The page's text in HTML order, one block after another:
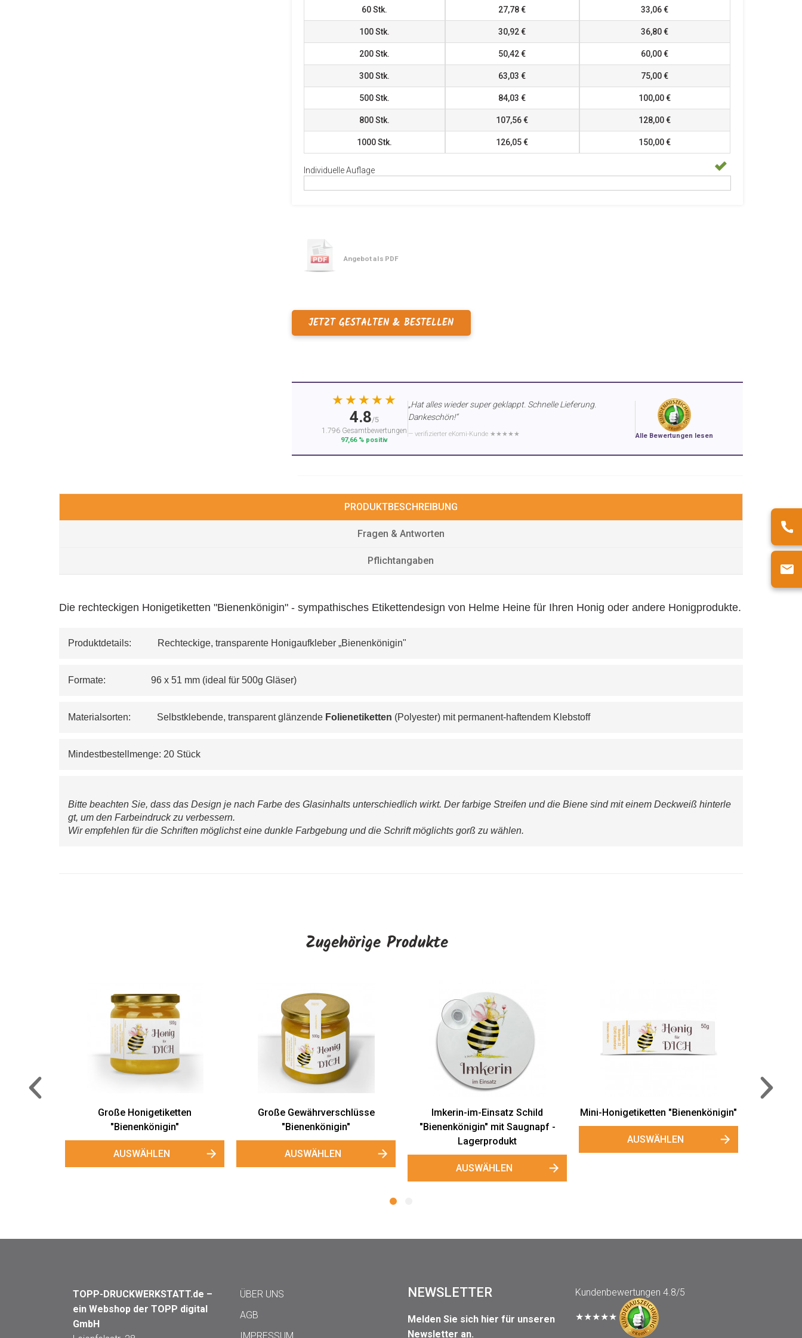
60Stk. 27,78 € 33,06 €
100Stk. 30,92 € 36,80 €
200Stk. 50,42 € 60,00 €
300Stk. 63,03 € 75,00 €
500Stk. 84,03 € 100,00 €
800Stk. 107,56 € 128,00 €
1000Stk. 126,05 € 150,00 €
Individuelle Auflage
Angebot als PDF
JETZT GESTALTEN & BESTELLEN
★★★★★
4.8/5
1.796 Gesamtbewertungen
97,66 % positiv
„Hat alles wieder super geklappt. Schnelle Lieferung.
Dankeschön!“
— verifizierter eKomi-Kunde ★★★★★ Alle Bewertungen lesen
PRODUKTBESCHREIBUNG
Fragen & Antworten
Pflichtangaben
Die rechteckigen Honigetiketten "Bienenkönigin" - sympathisches Etikettendesign von Helme Heine für Ihren Honig oder andere Honigprodukte.
Produktdetails:           Rechteckige, transparente Honigaufkleber „Bienenkönigin"
Formate:                   96 x 51 mm (ideal für 500g Gläser)
Materialsorten:           Selbstklebende, transparent glänzende Folienetiketten (Polyester) mit permanent-haftendem Klebstoff
Mindestbestellmenge: 20 Stück
Bitte beachten Sie, dass das Design je nach Farbe des Glasinhalts unterschiedlich wirkt. Der farbige Streifen und die Biene sind mit einem Deckweiß hinterle
gt, um den Farbeindruck zu verbessern.
Wir empfehlen für die Schriften möglichst eine dunkle Farbgebung und die Schrift möglichts gorß zu wählen.
Zugehörige Produkte
Werbeschild „Bienenkönigin“
(editierbar)
AUSWÄHLEN
Keramiktasse „Bienenkönigin"
AUSWÄHLEN
Transparente Honigetiketten
"Waben"
AUSWÄHLEN
Transparente Honigetiketten
"Tattoo"
TOPP-DRUCKWERKSTATT.de –
ein Webshop der TOPP digital
GmbH
ÜBER UNS
AGB
NEWSLETTER
Melden Sie sich hier für unseren
Newsletter an.
Kundenbewertungen 4.8/5
★★★★★